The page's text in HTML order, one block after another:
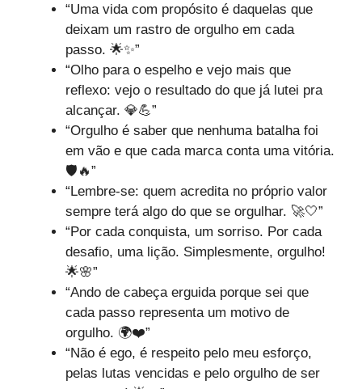
“Uma vida com propósito é daquelas que
deixam um rastro de orgulho em cada
passo. 🌟✨”
“Olho para o espelho e vejo mais que
reflexo: vejo o resultado do que já lutei pra
alcançar. 💎💪”
“Orgulho é saber que nenhuma batalha foi
em vão e que cada marca conta uma vitória.
🛡️🔥”
“Lembre-se: quem acredita no próprio valor
sempre terá algo do que se orgulhar. 🚀🤍”
“Por cada conquista, um sorriso. Por cada
desafio, uma lição. Simplesmente, orgulho!
🌟🌸”
“Ando de cabeça erguida porque sei que
cada passo representa um motivo de
orgulho. 🌍❤️”
“Não é ego, é respeito pelo meu esforço,
pelas lutas vencidas e pelo orgulho de ser